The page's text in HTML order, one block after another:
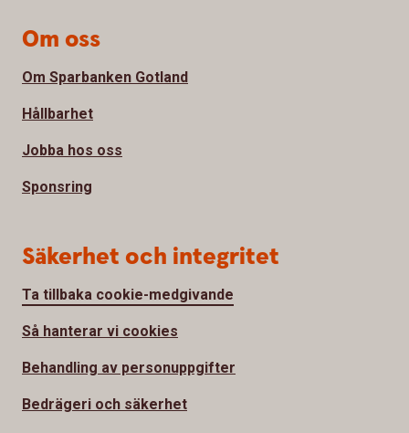
Om oss
Om Sparbanken Gotland
Hållbarhet
Jobba hos oss
Sponsring
Säkerhet och integritet
Ta tillbaka cookie-medgivande
Så hanterar vi cookies
Behandling av personuppgifter
Bedrägeri och säkerhet